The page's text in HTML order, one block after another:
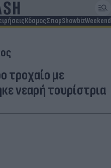
ΚόσμοςΣπορShowbizWeekend
τροχαίο με
νεαρή τουρίστρια